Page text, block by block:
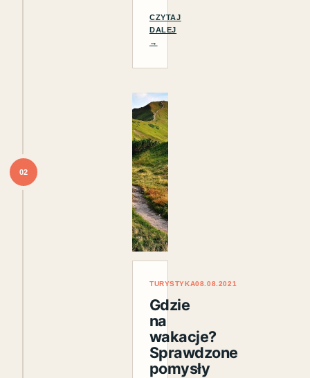
CZYTAJ
DALEJ
→
02
TURYSTYKA08.08.2021
Gdzie
na
wakacje?
Sprawdzone
pomysły